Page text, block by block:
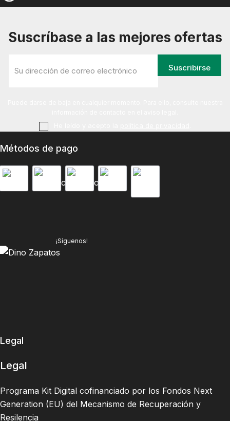
Suscríbase a las mejores ofertas
Métodos de pago
¡Síguenos!
Legal
Legal
Programa Kit Digital cofinanciado por los Fondos Next
Generation (EU) del Mecanismo de Recuperación y
Resilencia